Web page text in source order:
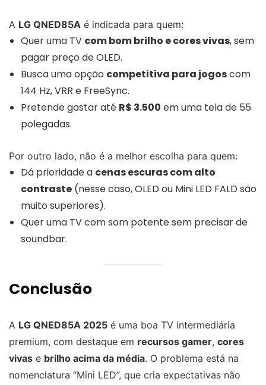
A LG QNED85A é indicada para quem:
Quer uma TV com bom brilho e cores vivas, sem
pagar preço de OLED.
Busca uma opção competitiva para jogoscom
144 Hz, VRR e FreeSync.
Pretende gastar até R$ 3.500 em uma tela de 55
polegadas.
Por outro lado, não é a melhor escolha para quem:
Dá prioridade a cenas escuras com alto
contraste (nesse caso, OLED ou Mini LED FALD são
muito superiores).
Quer uma TV com som potente sem precisar de
soundbar.
Conclusão
A LG QNED85A 2025 é uma boa TV intermediária
premium, com destaque em recursos gamer, cores
vivas e brilho acima da média. O problema está na
nomenclatura “Mini LED”, que cria expectativas não